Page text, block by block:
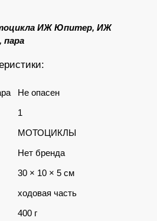
ИЖ Юпитер, ИЖ
пара
Не опасен
1
МОТОЦИКЛЫ
Нет бренда
30 × 10 × 5 см
ходовая часть
400 г